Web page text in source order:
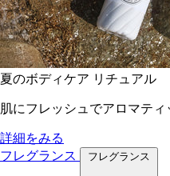
夏のボディケア リチュアル
肌にフレッシュでアロマテ
詳細をみる
フレグランス
フレグランス